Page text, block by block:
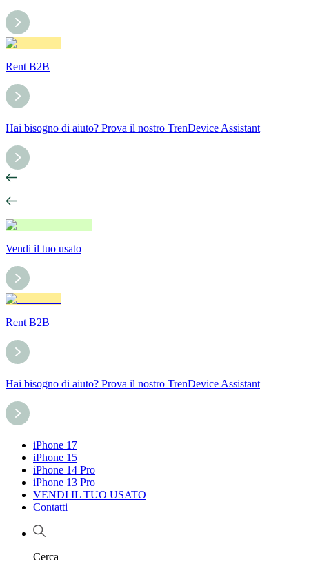
Rent B2B
Hai bisogno di aiuto? Prova il nostro TrenDevice Assistant
Vendi il tuo usato
Rent B2B
Hai bisogno di aiuto? Prova il nostro TrenDevice Assistant
iPhone 17
iPhone 15
iPhone 14 Pro
iPhone 13 Pro
VENDI IL TUO USATO
Contatti
Cerca